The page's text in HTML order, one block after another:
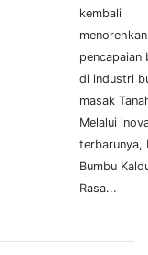
kembali
menorehkan
pencapaian
di industri
masak
Melalui
terbarunya,
Bumbu
Rasa...